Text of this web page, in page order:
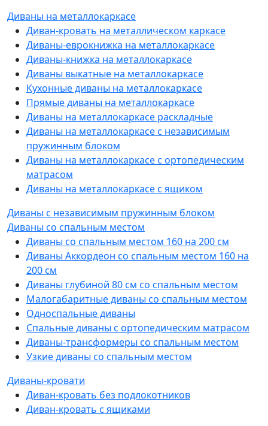
Диваны на металлокаркасе
Диван-кровать на металлическом каркасе
Диваны-еврокнижка на металлокаркасе
Диваны-книжка на металлокаркасе
Диваны выкатные на металлокаркасе
Кухонные диваны на металлокаркасе
Прямые диваны на металлокаркасе
Диваны на металлокаркасе раскладные
Диваны на металлокаркасе с независимым
пружинным блоком
Диваны на металлокаркасе с ортопедическим
матрасом
Диваны на металлокаркасе с ящиком
Диваны с независимым пружинным блоком
Диваны со спальным местом
Диваны со спальным местом 160 на 200 см
Диваны Аккордеон со спальным местом 160 на
200 см
Диваны глубиной 80 см со спальным местом
Малогабаритные диваны со спальным местом
Односпальные диваны
Спальные диваны с ортопедическим матрасом
Диваны-трансформеры со спальным местом
Узкие диваны со спальным местом
Диваны-кровати
Диван-кровать без подлокотников
Диван-кровать с ящиками